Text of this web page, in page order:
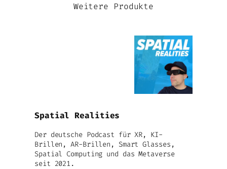
Weitere Produkte
Spatial Realities
Der deutsche Podcast für XR, KI-
Brillen, AR-Brillen, Smart Glasses,
Spatial Computing und das Metaverse
seit 2021.